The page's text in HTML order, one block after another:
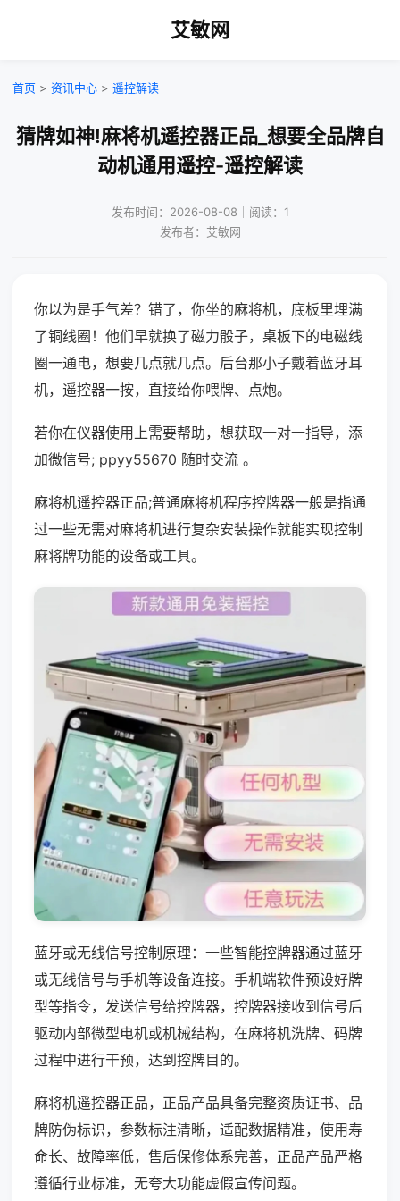
艾敏网
首页 > 资讯中心 > 遥控解读
猜牌如神!麻将机遥控器正品_想要全品牌自
动机通用遥控-遥控解读
发布时间：2026-08-08｜阅读：1
发布者：艾敏网
你以为是手气差？错了，你坐的麻将机，底板里埋满
了铜线圈！他们早就换了磁力骰子，桌板下的电磁线
圈一通电，想要几点就几点。后台那小子戴着蓝牙耳
机，遥控器一按，直接给你喂牌、点炮。
若你在仪器使用上需要帮助，想获取一对一指导，添
加微信号; ppyy55670 随时交流 。
麻将机遥控器正品;普通麻将机程序控牌器一般是指通
过一些无需对麻将机进行复杂安装操作就能实现控制
麻将牌功能的设备或工具。
蓝牙或无线信号控制原理：一些智能控牌器通过蓝牙
或无线信号与手机等设备连接。手机端软件预设好牌
型等指令，发送信号给控牌器，控牌器接收到信号后
驱动内部微型电机或机械结构，在麻将机洗牌、码牌
过程中进行干预，达到控牌目的。
麻将机遥控器正品，正品产品具备完整资质证书、品
牌防伪标识，参数标注清晰，适配数据精准，使用寿
命长、故障率低，售后保修体系完善，正品产品严格
遵循行业标准，无夸大功能虚假宣传问题。